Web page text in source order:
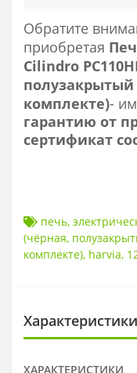
Обратите
приобретая
Cilindro
комплекте)-
гарантию от
сертификат
печь,
(чёрная,
комплекте), harvia,
Характеристики
ХАРАКТЕРИСТИКИ